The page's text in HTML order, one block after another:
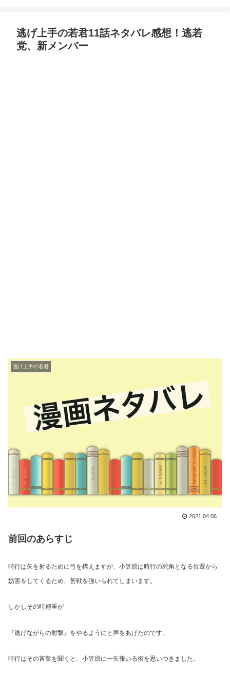
逃げ上手の若君11話ネタバレ感想！逃若
党、新メンバー
逃げ上手の若君
2021.04.06
前回のあらすじ
時行は矢を射るために弓を構えますが、小笠原は時行の死角となる位置から
妨害をしてくるため、苦戦を強いられてしまいます。
しかしその時頼重が
『逃げながらの射撃』をやるようにと声をあげたのです。
時行はその言葉を聞くと、小笠原に一矢報いる術を思いつきました。